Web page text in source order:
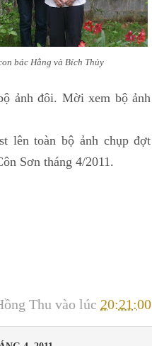
bác Hằng và Bích Thủy
ảnh đôi. Mời xem bộ ảnh
lên toàn bộ ảnh chụp đợt
Sơn tháng 4/2011.
Thu vào lúc 20:21:00